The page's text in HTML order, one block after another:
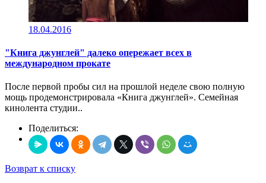
18.04.2016
"Книга джунглей" далеко опережает всех в
международном прокате
После первой пробы сил на прошлой неделе свою полную
мощь продемонстрировала «Книга джунглей». Семейная
кинолента студии..
Поделиться:
Возврат к списку